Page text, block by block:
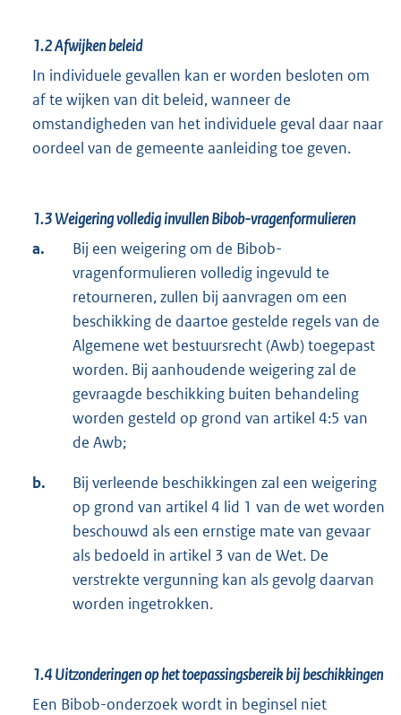
1.2Afwijken beleid
In individuele gevallen kan er worden besloten om
af te wijken van dit beleid, wanneer de
omstandigheden van het individuele geval daar naar
oordeel van de gemeente aanleiding toe geven.
1.3Weigering volledig invullen Bibob-vragenformulieren
a.
Bij een weigering om de Bibob-
vragenformulieren volledig ingevuld te
retourneren, zullen bij aanvragen om een
beschikking de daartoe gestelde regels van de
Algemene wet bestuursrecht (Awb) toegepast
worden. Bij aanhoudende weigering zal de
gevraagde beschikking buiten behandeling
worden gesteld op grond van artikel 4:5 van
de Awb;
b.
Bij verleende beschikkingen zal een weigering
op grond van artikel 4 lid 1 van de wet worden
beschouwd als een ernstige mate van gevaar
als bedoeld in artikel 3 van de Wet. De
verstrekte vergunning kan als gevolg daarvan
worden ingetrokken.
1.4Uitzonderingen op het toepassingsbereik bij beschikkingen
Een Bibob-onderzoek wordt in beginsel niet